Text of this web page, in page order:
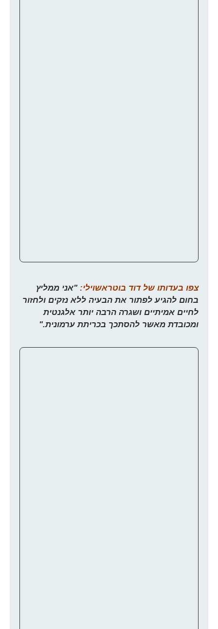
צפו בעדותו של דוד בוטראשוילי: "אני ממליץ
בחום להגיע לפתור את הבעיה ללא נזקים ולחזור
לחיים אמיתיים ושגרה הרבה יותר אלגנטית
ומכובדת מאשר להסתכך בכריתת ערמונית."